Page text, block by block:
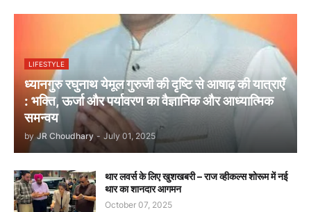
LIFESTYLE
ध्यानगुरु रघुनाथ येमूल गुरुजी की दृष्टि से आषाढ़ की यात्राएँ
: भक्ति, ऊर्जा और पर्यावरण का वैज्ञानिक और आध्यात्मिक
समन्वय
by JR Choudhary - July 01, 2025
थार लवर्स के लिए खुशखबरी – राज व्हीकल्स शोरूम में नई
थार का शानदार आगमन
October 07, 2025